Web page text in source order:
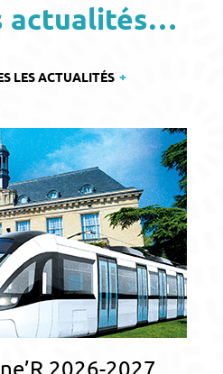
actualités…
LES ACTUALITÉS